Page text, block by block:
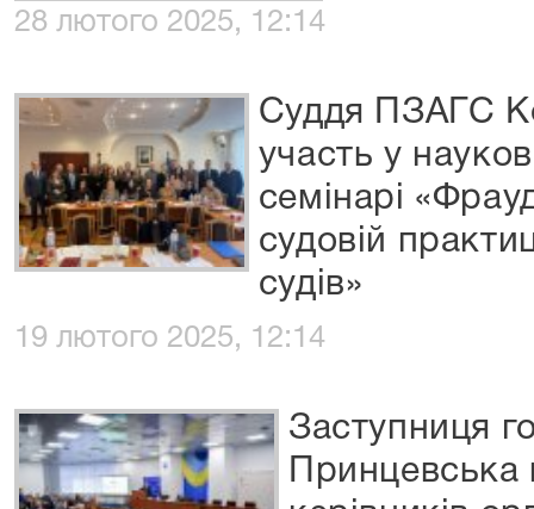
28 лютого 2025, 12:14
Суддя ПЗАГС
участь у
семінарі
судовій
судів»
19 лютого 2025, 12:14
Заступниця
Принцевська